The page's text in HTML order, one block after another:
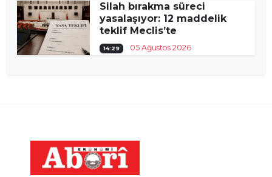
Silah bırakma süreci
yasalaşıyor: 12 maddelik
teklif Meclis’te
14:29 05 Ağustos 2026